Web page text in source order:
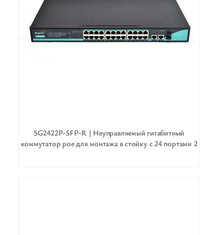
SG2422P-SFP-R | Неуправляемый гигабитный
коммутатор poe для монтажа в стойку с 24 портами 2